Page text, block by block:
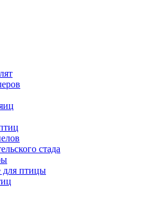
стада
для птицы